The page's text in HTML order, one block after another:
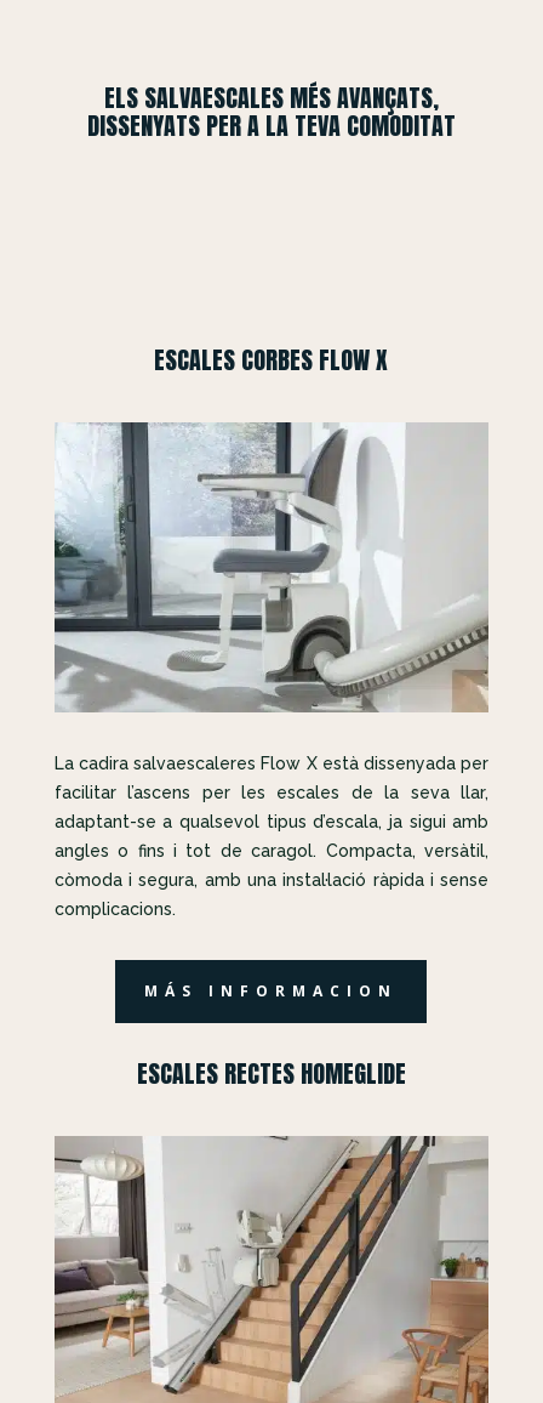
ELS SALVAESCALES MÉS AVANÇATS,
DISSENYATS PER A LA TEVA COMODITAT
ESCALES CORBES FLOW X
La cadira salvaescaleres Flow X està dissenyada per
facilitar l’ascens per les escales de la seva llar,
adaptant-se a qualsevol tipus d’escala, ja sigui amb
angles o fins i tot de caragol. Compacta, versàtil,
còmoda i segura, amb una instal·lació ràpida i sense
complicacions.
MÁS INFORMACION
ESCALES RECTES HOMEGLIDE